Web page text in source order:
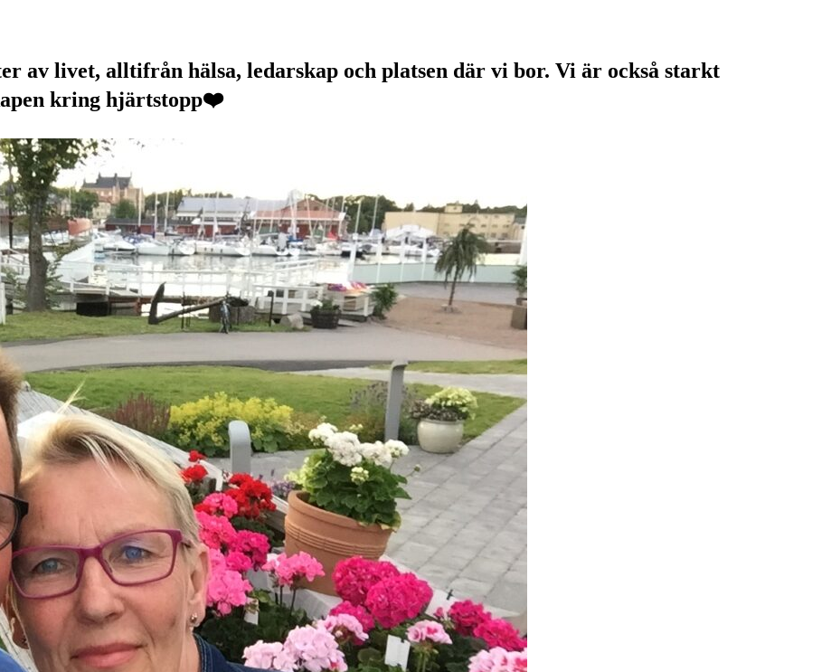
av livet, alltifrån hälsa, ledarskap och platsen där vi bor. Vi är också starkt
kring hjärtstopp❤️